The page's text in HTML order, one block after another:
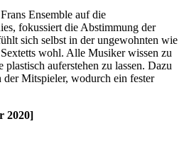
Ensemble auf die
fokussiert die Abstimmung der
sich selbst in der ungewohnten wie
wohl. Alle Musiker wissen zu
auferstehen zu lassen. Dazu
der Mitspieler, wodurch ein fester
2020]